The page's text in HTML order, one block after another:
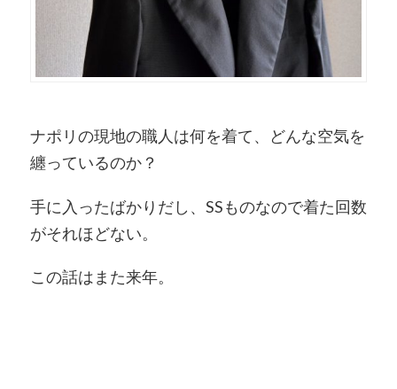
ナポリの現地の職人は何を着て、どんな空気を
纏っているのか？
手に入ったばかりだし、SSものなので着た回数
がそれほどない。
この話はまた来年。